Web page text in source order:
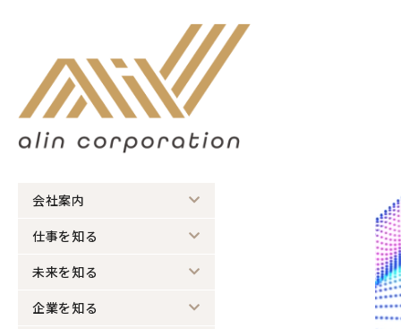
会社案内
仕事を知る
未来を知る
企業を知る